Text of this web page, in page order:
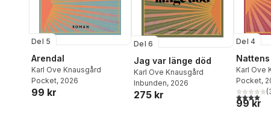
Del 5
Arendal
Karl Ove Knausgård
Pocket, 2026
99 kr
Del 6
Jag var länge död
Karl Ove Knausgård
Inbunden, 2026
275 kr
Del 4
Karl Ove
Pocket,
4,0utav 5(
99 kr